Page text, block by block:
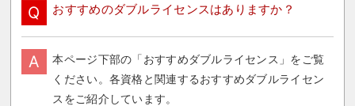
Q おすすめのダブルライセンスはありますか？
A
本ページ下部の「おすすめダブルライセンス」をご覧
ください。各資格と関連するおすすめダブルライセン
スをご紹介しています。